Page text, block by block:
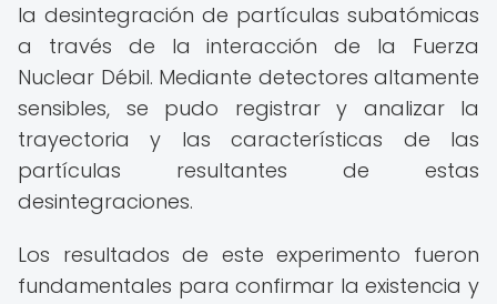
la desintegración de partículas subatómicas
a través de la interacción de la Fuerza
Nuclear Débil. Mediante detectores altamente
sensibles, se pudo registrar y analizar la
trayectoria y las características de las
partículas resultantes de estas
desintegraciones.
Los resultados de este experimento fueron
fundamentales para confirmar la existencia y